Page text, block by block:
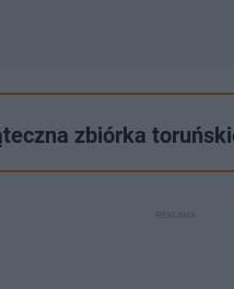
zbiórka